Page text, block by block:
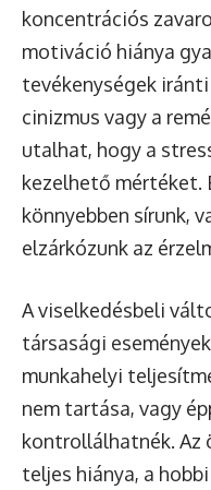
koncentrációs
motiváció hiánya
tevékenységek
cinizmus vagy a
utalhat, hogy a
kezelhető mértéket.
könnyebben sírunk,
elzárkózunk az
A viselkedésbeli
társasági
munkahelyi
nem tartása, vagy
kontrollálhatnék.
teljes hiánya, a